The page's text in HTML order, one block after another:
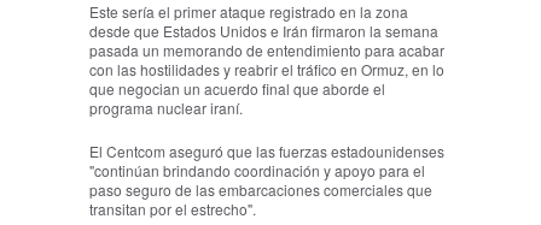
Este sería el primer ataque registrado en la zona
desde que Estados Unidos e Irán firmaron la semana
pasada un memorando de entendimiento para acabar
con las hostilidades y reabrir el tráfico en Ormuz, en lo
que negocian un acuerdo final que aborde el
programa nuclear iraní.
El Centcom aseguró que las fuerzas estadounidenses
"continúan brindando coordinación y apoyo para el
paso seguro de las embarcaciones comerciales que
transitan por el estrecho".